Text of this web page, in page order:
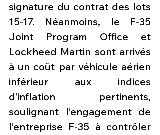
signature du contrat des lots
15-17. Néanmoins, le F-35
Joint Program Office et
Lockheed Martin sont arrivés
à un coût par véhicule aérien
inférieur aux indices
d’inflation pertinents,
soulignant l’engagement de
l’entreprise F-35 à contrôler